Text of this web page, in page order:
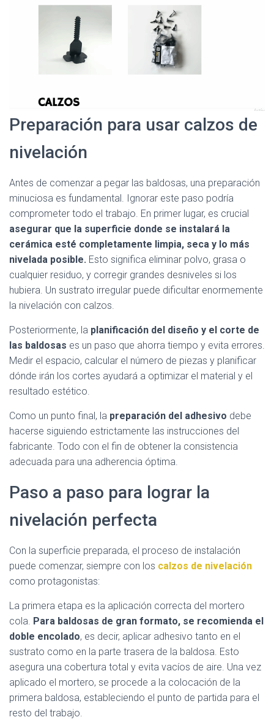
Preparación para usar calzos de
nivelación
Antes de comenzar a pegar las baldosas, una preparación
minuciosa es fundamental. Ignorar este paso podría
comprometer todo el trabajo. En primer lugar, es crucial
asegurar que la superficie donde se instalará la
cerámica esté completamente limpia, seca y lo más
nivelada posible. Esto significa eliminar polvo, grasa o
cualquier residuo, y corregir grandes desniveles si los
hubiera. Un sustrato irregular puede dificultar enormemente
la nivelación con calzos.
Posteriormente, la planificación del diseño y el corte de
las baldosas es un paso que ahorra tiempo y evita errores.
Medir el espacio, calcular el número de piezas y planificar
dónde irán los cortes ayudará a optimizar el material y el
resultado estético.
Como un punto final, la preparación del adhesivo debe
hacerse siguiendo estrictamente las instrucciones del
fabricante. Todo con el fin de obtener la consistencia
adecuada para una adherencia óptima.
Paso a paso para lograr la
nivelación perfecta
Con la superficie preparada, el proceso de instalación
puede comenzar, siempre con los calzos de nivelación
como protagonistas:
La primera etapa es la aplicación correcta del mortero
cola. Para baldosas de gran formato, se recomienda el
doble encolado, es decir, aplicar adhesivo tanto en el
sustrato como en la parte trasera de la baldosa. Esto
asegura una cobertura total y evita vacíos de aire. Una vez
aplicado el mortero, se procede a la colocación de la
primera baldosa, estableciendo el punto de partida para el
resto del trabajo.